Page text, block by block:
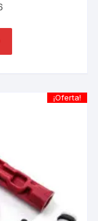
¡Oferta!